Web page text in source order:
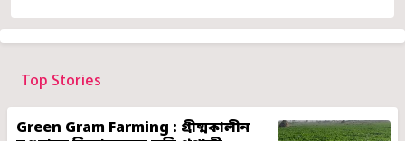
Top Stories
Green Gram Farming : গ্ৰীষ্মকালীন